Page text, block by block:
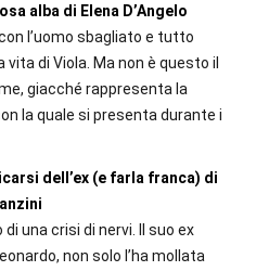
alba di Elena D’Angelo
l’uomo sbagliato e tutto
vita di Viola. Ma non è questo il
giacché rappresenta la
la quale si presenta durante i
dell’ex (e farla franca) di
di una crisi di nervi. Il suo ex
non solo l’ha mollata